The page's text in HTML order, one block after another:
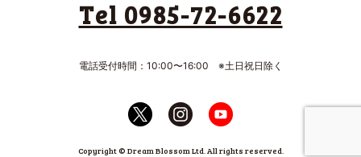
Tel 0985-72-6622
電話受付時間：10:00〜16:00 ※土日祝日除く
Copyright © Dream Blossom Ltd. All rights reserved.